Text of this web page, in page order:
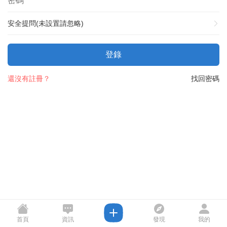
安全提問(未設置請忽略)
登錄
找回密碼
還沒有註冊？
首頁 資訊 發現 我的